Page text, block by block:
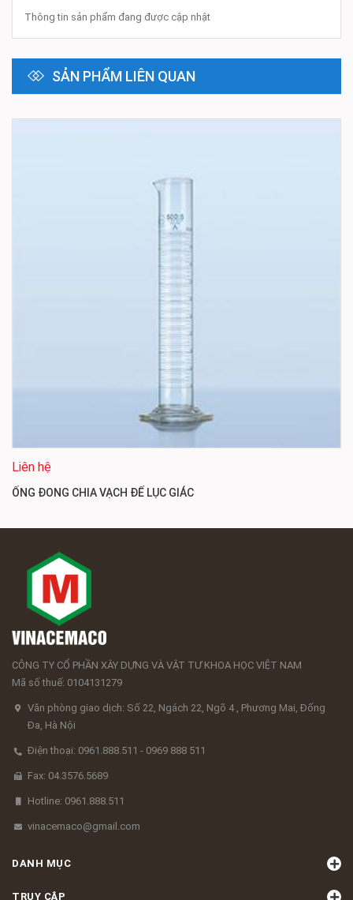
Thông tin sản phẩm đang được cập nhật
SẢN PHẨM LIÊN QUAN
Liên hệ
ỐNG ĐONG CHIA VẠCH ĐẾ LỤC GIÁC
CÔNG TY CỔ PHẦN XÂY DỰNG VÀ VẬT TƯ KHOA HỌC VIỆT NAM
Mã số thuế: 0104131279
Văn phòng giao dịch: Số 22, Ngách 22, Ngõ 4 , Phương Mai, Đống
Đa, Hà Nội
Điện thoại: 0961.888.511 - 0969 888 511
Fax: 04.3576.5689
Hotline: 0961.888.511
vinacemaco@gmail.com
DANH MỤC
TRUY CẬP